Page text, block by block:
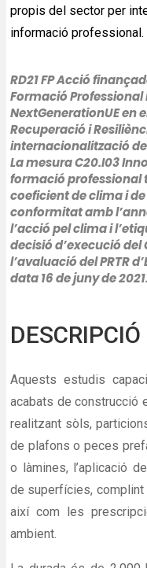
propis del sector per
informació professional.
RD21 FP Acció
Formació Professional
NextGenerationUE en
Recuperació i
internacionalització
La mesura C20.I03
formació professional
coeficient de clima i
conformitat amb
l’acció pel clima i
decisió d’execució
l’avaluació del PRTR
data 16 de juny de 2021.
DESCRIPCIÓ
Aquests estudis
acabats de construcció
realitzant sòls,
de plafons o peces
o làmines, l’aplicació
de superfícies,
així com les
ambient.